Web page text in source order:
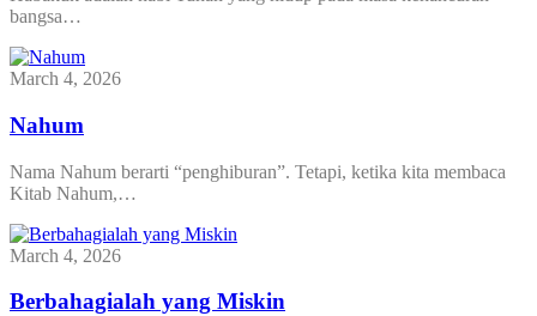
bangsa…
March 4, 2026
Nahum
Nama Nahum berarti “penghiburan”. Tetapi, ketika kita membaca
Kitab Nahum,…
March 4, 2026
Berbahagialah yang Miskin